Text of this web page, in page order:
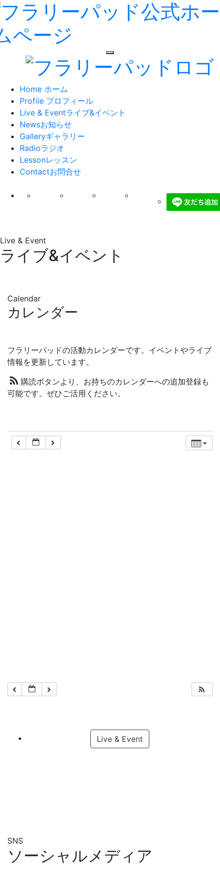
toggle navigation
Home ホーム
Profile プロフィール
Live & Eventライブ&イベント
Newsお知らせ
Galleryギャラリー
Radioラジオ
Lessonレッスン
Contactお問合せ
Live & Event
ライブ&イベント
Calendar
カレンダー
フラリーパッドの活動カレンダーです。イベントやライブ
情報を更新しています。
購読ボタンより、お持ちのカレンダーへの追加登録も
可能です。ぜひご活用ください。
Live & Event
SNS
ソーシャルメディア